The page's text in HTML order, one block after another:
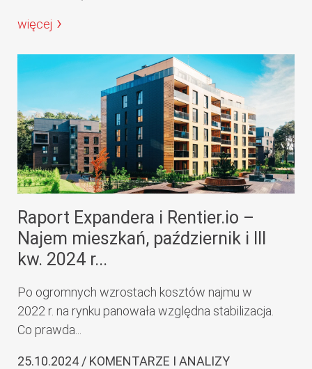
więcej
Raport Expandera i Rentier.io –
Najem mieszkań, październik i III
kw. 2024 r...
Po ogromnych wzrostach kosztów najmu w
2022 r. na rynku panowała względna stabilizacja.
Co prawda...
25.10.2024 / KOMENTARZE I ANALIZY